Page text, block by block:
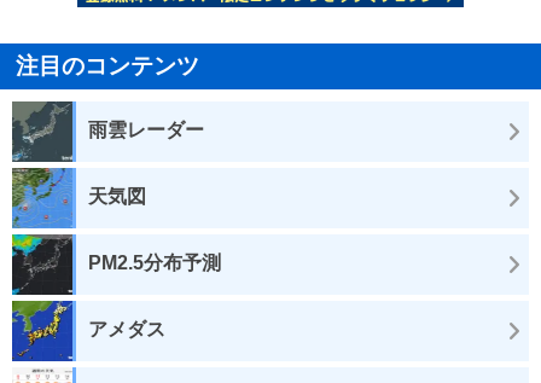
注目のコンテンツ
雨雲レーダー
天気図
PM2.5分布予測
アメダス